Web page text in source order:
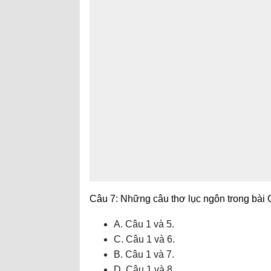
Câu 7: Những câu thơ lục ngôn trong bài
A. Câu 1 và 5.
C. Câu 1 và 6.
B. Câu 1 và 7.